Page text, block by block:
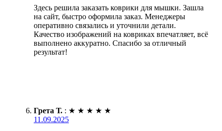
Здесь решила заказать коврики для мышки. Зашла
на сайт, быстро оформила заказ. Менеджеры
оперативно связались и уточнили детали.
Качество изображений на ковриках впечатляет, всё
выполнено аккуратно. Спасибо за отличный
результат!
Грета Т. : ★ ★ ★ ★ ★
11.09.2025